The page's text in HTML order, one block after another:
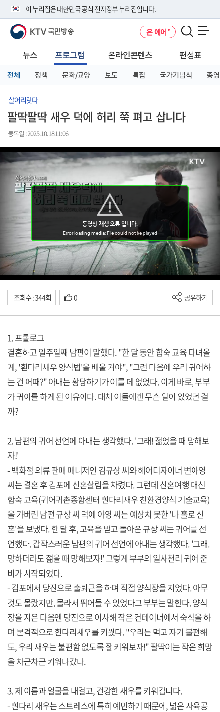
이 누리집은 대한민국 공식 전자정부 누리집입니다.
공식 누리집 주소 확인하기
니다.
이밖에 or.kr 또는 .kr등 다른 도메인 주소를 사용하고 있다면 아래 URL에
서 도메인 주소를 확인해 보세요
KTV 국민방송 온 에어
뉴스 프로그램 온라인콘텐츠 편성표
전체 정책 문화/교양 보도 특집 국가기념식 종영
살어리랏다
팔딱팔딱 새우 덕에 허리 쭉 펴고 삽니다
등록일 : 2025.10.18 11:06
조회수 : 344회 0 공유하기
1. 프롤로그
결혼하고 일주일째 남편이 말했다. "한 달 동안 합숙 교육 다녀올
게, '흰다리새우 양식법'을 배울 거야", "그런 다음에 우리 귀어하
는 건 어때?" 아내는 황당하기가 이를 데 없었다. 이게 바로, 부부
가 귀어를 하게 된 이유이다. 대체 이들에겐 무슨 일이 있었던 걸
까?
2. 남편의 귀어 선언에 아내는 생각했다. '그래! 젊었을 때 망해보
자!'
- 백화점 의류 판매 매니저인 김규상 씨와 헤어디자이너 변아영
씨는 결혼 후 김포에 신혼살림을 차렸다. 그런데 신혼여행 대신
합숙 교육(귀어귀촌종합센터 흰다리새우 친환경양식 기술교육)
을 가버린 남편 규상 씨 덕에 아영 씨는 예상치 못한 '나 홀로 신
혼'을 보냈다. 한 달 후, 교육을 받고 돌아온 규상 씨는 귀어를 선
언했다. 갑작스러운 남편의 귀어 선언에 아내는 생각했다. '그래.
망하더라도 젊을 때 망해보자!' 그렇게 부부의 일사천리 귀어 준
비가 시작되었다.
- 김포에서 당진으로 출퇴근을 하며 직접 양식장을 지었다. 아무
것도 몰랐지만, 몰라서 뛰어들 수 있었다고 부부는 말한다. 양식
장을 지은 다음엔 당진으로 이사해 작은 컨테이너에서 숙식을 하
며 본격적으로 흰다리새우를 키웠다. "우리는 먹고 자기 불편해
도, 우리 새우는 불편함 없도록 잘 키워보자!" 팔딱이는 작은 희망
을 차근차근 키워나갔다.
3. 제 이름과 얼굴을 내걸고, 건강한 새우를 키워갑니다.
- 흰다리 새우는 스트레스에 특히 예민하기 때문에, 넓은 사육공